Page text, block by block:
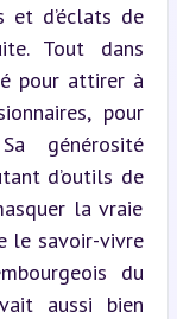
et d’éclats de
Tout dans
pour attirer à
pour
générosité
d’outils de
la vraie
le savoir-vivre
du
aussi bien